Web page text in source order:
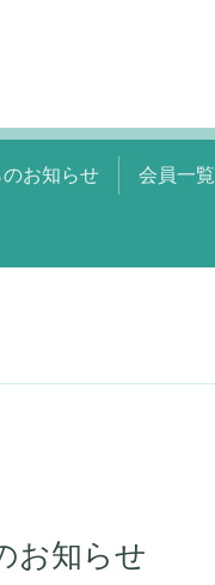
お知らせ 会員一覧
お知らせ